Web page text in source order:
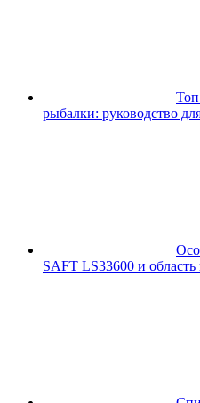
Топ
рыбалки: руководство
SAFT LS33600 и область